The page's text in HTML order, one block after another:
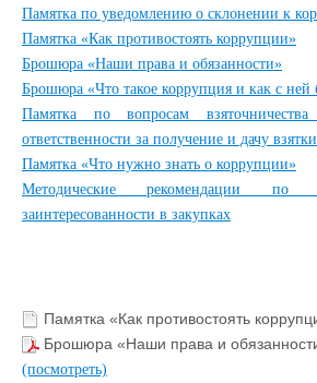
Памятка по уведомлению о склонении к
Памятка «Как противостоять коррупции»
Брошюра «Наши права и обязанности»
Брошюра «Что такое коррупция и как с ней
Памятка по вопросам
ответственности за получение и дачу взятки
Памятка «Что нужно знать о коррупции»
Методические рекомендации по
заинтересованности в закупках
Памятка «Как противостоять
Брошюра «Наши права и
(посмотреть)